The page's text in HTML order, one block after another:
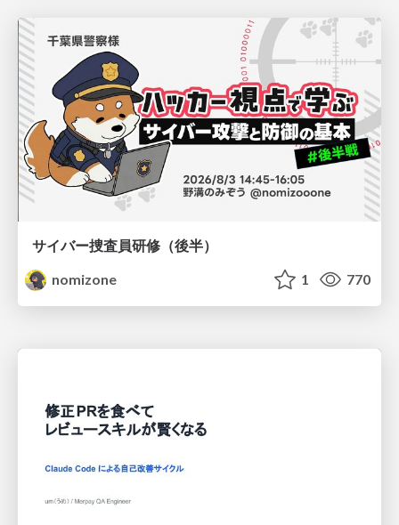
サイバー捜査員研修（後半）
nomizone
1 770